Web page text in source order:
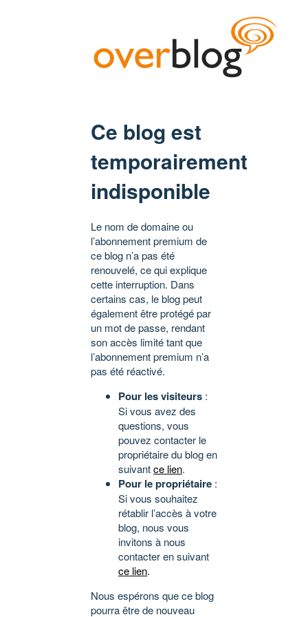
Ce blog est
temporairement
indisponible
Le nom de domaine ou
l’abonnement premium de
ce blog n’a pas été
renouvelé, ce qui explique
cette interruption. Dans
certains cas, le blog peut
également être protégé par
un mot de passe, rendant
son accès limité tant que
l’abonnement premium n’a
pas été réactivé.
Pour les visiteurs :
Si vous avez des
questions, vous
pouvez contacter le
propriétaire du blog en
suivantce lien.
Pour le propriétaire :
Si vous souhaitez
rétablir l’accès à votre
blog, nous vous
invitons à nous
contacter en suivant
ce lien.
Nous espérons que ce blog
pourra être de nouveau